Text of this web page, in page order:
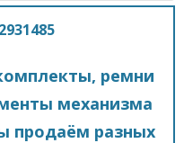
ремни
механизма
продаём разных